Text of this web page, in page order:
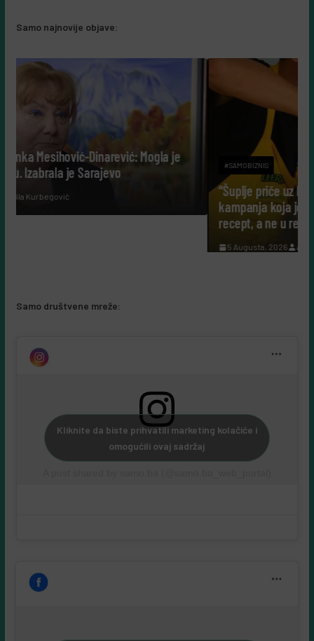
Samo najnovije objave:
je
“Šuplje priče uz Leerdammer”: marketinška
kampanja koja je fudbalsku groznicu
Almir Kurbegović
Kliknite da biste prihvatili marketing kolačiće i
omogućili ovaj sadržaj